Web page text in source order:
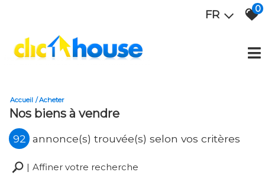
FR 0
Accueil Acheter
Nos biens à vendre
92 annonce(s) trouvée(s) selon vos critères
Affiner votre recherche